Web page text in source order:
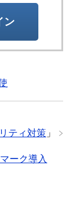
ン
ティ対策 」
ーク導入